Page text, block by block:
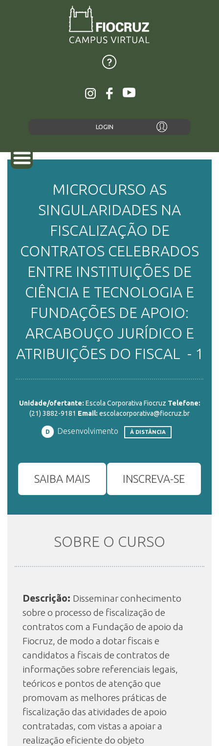
LOGIN
SOBRE
PLATAFORMAS
DOCUMENTOS
DOCENTES
MICROCURSO AS
SINGULARIDADES NA
FISCALIZAÇÃO DE
CONTRATOS CELEBRADOS
ENTRE INSTITUIÇÕES DE
CIÊNCIA E TECNOLOGIA E
FUNDAÇÕES DE APOIO:
ARCABOUÇO JURÍDICO E
ATRIBUIÇÕES DO FISCAL - 1
Unidade/ofertante: Escola Corporativa Fiocruz Telefone:
(21) 3882-9181 Email: escolacorporativa@fiocruz.br
D Desenvolvimento À DISTÂNCIA
SAIBA MAIS INSCREVA-SE
SOBRE O CURSO
Descrição: Disseminar conhecimento
sobre o processo de fiscalização de
contratos com a Fundação de apoio da
Fiocruz, de modo a dotar fiscais e
candidatos a fiscais de contratos de
informações sobre referenciais legais,
teóricos e pontos de atenção que
promovam as melhores práticas de
fiscalização das atividades de apoio
contratadas, com vistas a apoiar a
realização eficiente do objeto